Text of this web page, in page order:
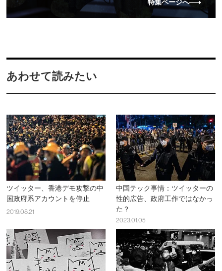
特集ページへ
あわせて読みたい
ツイッター、香港デモ攻撃の中
国政府系アカウントを停止
2019.08.21
中国テック事情：ツイッターの
性的広告、政府工作ではなかっ
た？
2023.01.05